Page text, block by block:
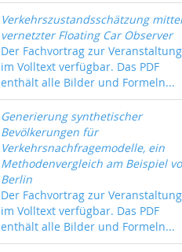
Verkehrszustandsschätzung
vernetzter Floating Car Observer
Der Fachvortrag zur
im Volltext verfügbar. Das PDF
enthält alle Bilder und Formeln...
Generierung synthetischer
Bevölkerungen für
Verkehrsnachfragemodelle, ein
Methodenvergleich am Beispiel
Berlin
Der Fachvortrag zur
im Volltext verfügbar. Das PDF
enthält alle Bilder und Formeln...